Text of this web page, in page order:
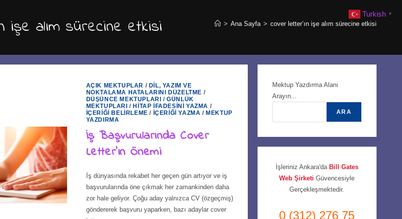
işe alım sürecine etkisi > Ana Sayfa > cover letter’ın işe alım sürecine etkisi
AÇIK MEKTUPLAR / DIL, YAZIM VE
NOKTALAMA HATALARINI DÜZELTME /
DÜŞÜNCE MEKTUPLARI /GÜNLÜK
MEKTUPLARI / HITAP İFADESINI YAZMA /
İÇERIĞI BELIRLEME / İÇERIĞI YAZMA / MEKTUP
YAZDIRMA
İş Başvurularında Cover
Letter’ın Önemi
İş dünyasında rekabet her geçen gün artıyor ve iş
başvurularında öne çıkmak her zamankinden daha
zor hale geliyor. Çoğu aday yalnızca CV (özgeçmiş)
göndererek başvuru yaparken, bazı adaylar cover
Mektup Yazdırma Alanı
Arayın...
ARA
İşleriniz Ankara'da Bill Gates
Web ŞirketiGüvencesiyle
Gerçekleşmektedir.
0 (312) 276 75
Turkish ▼